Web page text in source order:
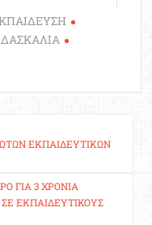
ΕΚΠΑΙΔΕΥΤΙΚΏΝ
ΓΙΑ 3 ΧΡΌΝΙΑ
ΕΚΠΑΙΔΕΥΤΙΚΟΎΣ